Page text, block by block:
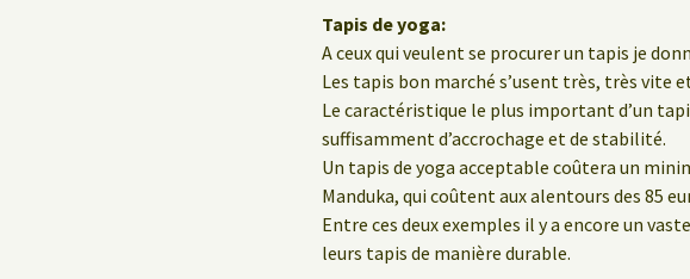
Tapis de yoga:
A ceux qui veulent se procurer un tapis je
Les tapis bon marché s’usent très, très vite
Le caractéristique le plus important d’un
suffisamment d’accrochage et de stabilité.
Un tapis de yoga acceptable coûtera un
Manduka, qui coûtent aux alentours des 85
Entre ces deux exemples il y a encore un
leurs tapis de manière durable.